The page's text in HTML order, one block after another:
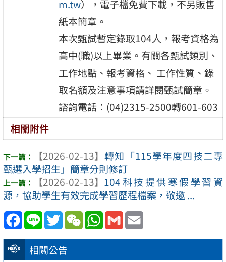
相關公告
m.tw），電子檔免費下載，不另販售
紙本簡章。
本次甄試暫定錄取104人，報考資格為
高中(職)以上畢業。有關各甄試類別、
工作地點、報考資格、 工作性質、錄
取名額及注意事項請詳閱甄試簡章。
諮詢電話：(04)2315-2500轉601-603
相關附件
【2026-02-13】 轉知「115學年度四技二專
甄選入學招生」簡章分則修訂
【2026-02-13】 104科技提供寒假學習資
源，協助學生有效完成學習歷程檔案，敬邀 ...
Facebook
Line TwitterWeChatWhatsApp
Gmail